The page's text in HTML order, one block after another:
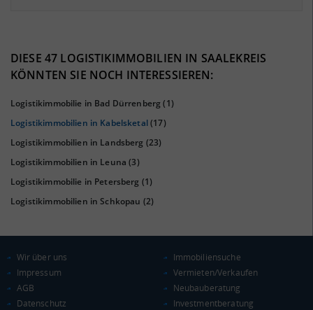
41%
Euro pro Kopf
(Landkreis / Kreisfreie Stadt)
Kaufkraftindex
(Landkreis / Kreisfreie Stadt)
DIESE 47 LOGISTIKIMMOBILIEN IN SAALEKREIS
KÖNNTEN SIE NOCH INTERESSIEREN:
Logistikimmobilie in Bad Dürrenberg(1)
Logistikimmobilien in Kabelsketal(17)
Logistikimmobilien in Landsberg (23)
Logistikimmobilien in Leuna (3)
Logistikimmobilie in Petersberg (1)
Logistikimmobilien in Schkopau (2)
Wir über uns
Impressum
AGB
Datenschutz
Immobiliensuche
Vermieten/Verkaufen
Neubauberatung
Investmentberatung